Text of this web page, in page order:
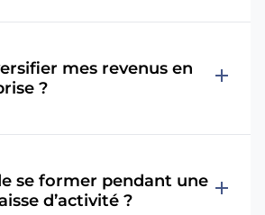
mes revenus en
?
add
se former pendant une
d’activité ?
add